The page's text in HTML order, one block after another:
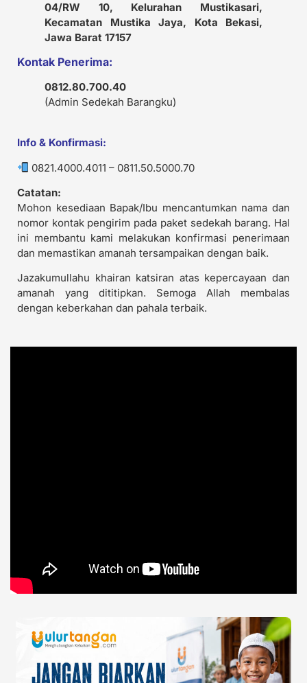
04/RW 10, Kelurahan Mustikasari,
Kecamatan Mustika Jaya, Kota Bekasi,
Jawa Barat 17157
Kontak Penerima:
0812.80.700.40
(Admin Sedekah Barangku)
Info & Konfirmasi:
0821.4000.4011 – 0811.50.5000.70
Catatan:
Mohon kesediaan Bapak/Ibu mencantumkan nama dan
nomor kontak pengirim pada paket sedekah barang. Hal
ini membantu kami melakukan konfirmasi penerimaan
dan memastikan amanah tersampaikan dengan baik.
Jazakumullahu khairan katsiran atas kepercayaan dan
amanah yang dititipkan. Semoga Allah membalas
dengan keberkahan dan pahala terbaik.